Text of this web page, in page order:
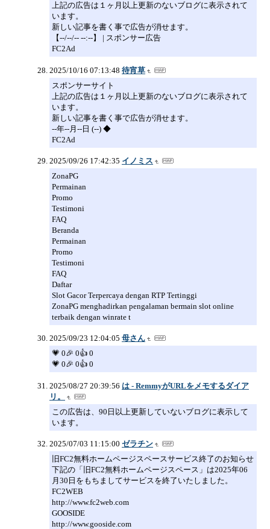
上記の広告は１ヶ月以上更新のないブログに表示されて
います。
新しい記事を書く事で広告が消せます。
【--/--/-- --:--】 | スポンサー広告
FC2Ad
2025/10/16 07:13:48 待宵草
スポンサーサイト
上記の広告は１ヶ月以上更新のないブログに表示されて
います。
新しい記事を書く事で広告が消せます。
--年--月--日 (--) ◆
FC2Ad
2025/09/26 17:42:35 イノミス
ZonaPG
Permainan
Promo
Testimoni
FAQ
Beranda
Permainan
Promo
Testimoni
FAQ
Daftar
Slot Gacor Terpercaya dengan RTP Tertinggi
ZonaPG menghadirkan pengalaman bermain slot online
terbaik dengan winrate t
2025/09/23 12:04:05 母さん
💗 0🎉 0👍 0
💗 0🎉 0👍 0
2025/08/27 20:39:56 は - RemmyがURLをメモするダイア
リ。
この広告は、90日以上更新していないブログに表示して
います。
2025/07/03 11:15:00 ゼラチン
旧FC2無料ホームページスペースサービス終了のお知らせ
下記の「旧FC2無料ホームページスペース」は2025年06
月30日をもちましてサービスを終了いたしました。
FC2WEB
http://www.fc2web.com
GOOSIDE
http://www.gooside.com